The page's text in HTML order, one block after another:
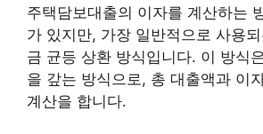
주택담보대출의 이자를 계산하는
가 있지만, 가장 일반적으로 사용
금 균등 상환 방식입니다. 이 방식
을 갚는 방식으로, 총 대출액과 이
계산을 합니다.